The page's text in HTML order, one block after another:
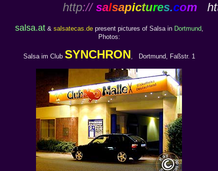
http:// salsapictures.com
salsa.at& salsatecas.depresent pictures of Salsa in Dortmund,
Photos:
Salsa im Club SYNCHRON, Dortmund, Faßstr. 1